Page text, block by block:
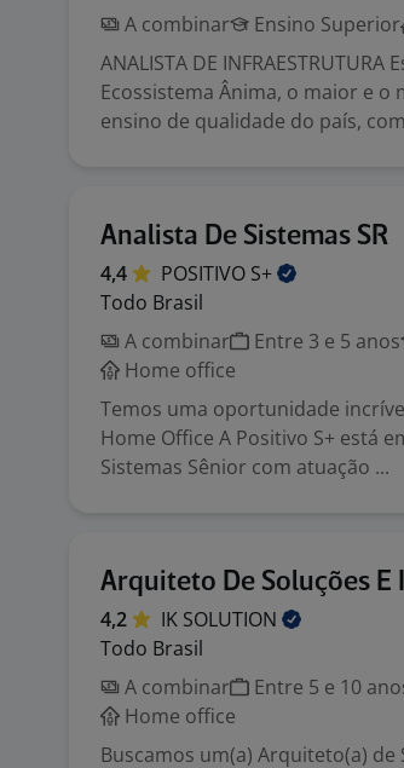
A combinar
Ensino Superior
ANALISTA DE
Ecossistema Ânima, o maior e o
ensino de qualidade do país,
Analista De Sistemas SR
4,4 POSITIVO S+
Todo Brasil
A combinar
Entre 3 e 5 anos
Home office
Temos uma oportunidade
Home Office A Positivo S+ está
Sistemas Sênior com atuação ...
Arquiteto De Soluções E
4,2 IK SOLUTION
Todo Brasil
A combinar
Entre 5 e 10
Home office
Buscamos um(a) Arquiteto(a)